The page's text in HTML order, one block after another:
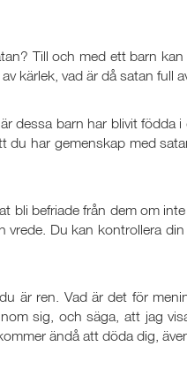
Till och med ett barn kan
kärlek, vad är då satan full
dessa barn har blivit födda i
du har gemenskap med
bli befriade från dem om
vrede. Du kan kontrollera
är ren. Vad är det för
sig, och säga, att jag
ändå att döda dig,